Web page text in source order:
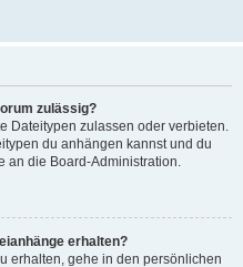
zulässig?
Dateitypen zulassen oder verbieten.
du anhängen kannst und du
an die Board-Administration.
erhalten?
erhalten, gehe in den persönlichen